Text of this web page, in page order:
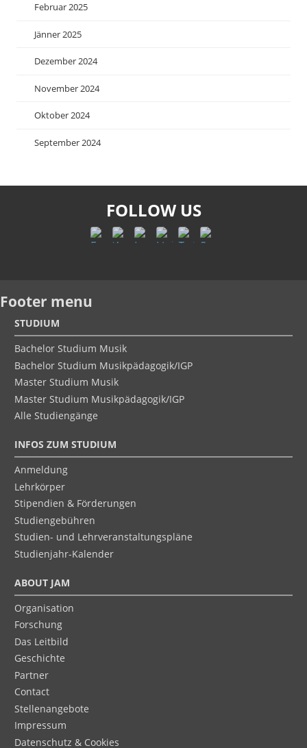
Februar 2025
Jänner 2025
Dezember 2024
November 2024
Oktober 2024
September 2024
FOLLOW US
Footer menu
STUDIUM
Bachelor Studium Musik
Bachelor Studium Musikpädagogik/IGP
Master Studium Musik
Master Studium Musikpädagogik/IGP
Alle Studiengänge
INFOS ZUM STUDIUM
Anmeldung
Lehrkörper
Stipendien & Förderungen
Studiengebühren
Studien- und Lehrveranstaltungspläne
Studienjahr-Kalender
ABOUT JAM
Organisation
Forschung
Das Leitbild
Geschichte
Partner
Contact
Stellenangebote
Impressum
Datenschutz & Cookies